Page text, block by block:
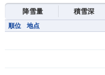
降雪量 積雪深
順位 地点